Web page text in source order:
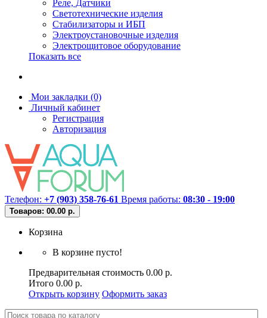
Реле, Датчики
Светотехнические изделия
Стабилизаторы и ИБП
Электроустановочные изделия
Электрощитовое оборудование
Показать все
Мои закладки (0)
Личный кабинет
Регистрация
Авторизация
Телефон: +7 (903) 358-76-61 Время работы: 08:30 - 19:00
Товаров: 00.00 р.
Корзина
В корзине пусто!
Предварительная стоимость 0.00 р.
Итого 0.00 р.
Открыть корзину Оформить заказ